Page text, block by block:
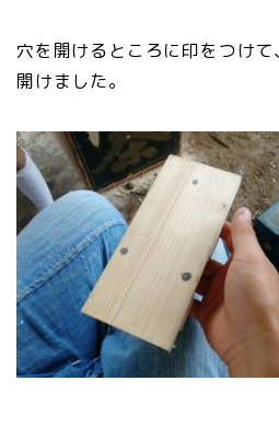
穴を開けるところに印をつけ
開けました。